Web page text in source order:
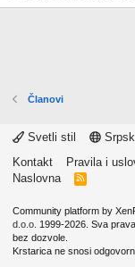
Članovi
Svetli stil
Kontakt
Pravila i
Naslovna
R
Community platform by
d.o.o. 1999-2026. Sva
bez dozvole.
Krstarica ne snosi